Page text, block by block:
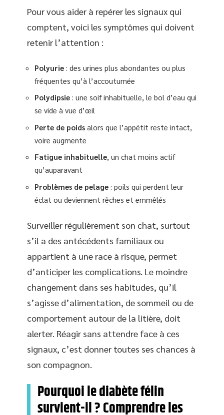
Pour vous aider à repérer les signaux qui
comptent, voici les symptômes qui doivent
retenir l’attention :
Polyurie : des urines plus abondantes ou plus
fréquentes qu’à l’accoutumée
Polydipsie : une soif inhabituelle, le bol d’eau qui
se vide à vue d’œil
Perte de poids alors que l’appétit reste intact,
voire augmente
Fatigue inhabituelle, un chat moins actif
qu’auparavant
Problèmes de pelage : poils qui perdent leur
éclat ou deviennent rêches et emmêlés
Surveiller régulièrement son chat, surtout
s’il a des antécédents familiaux ou
appartient à une race à risque, permet
d’anticiper les complications. Le moindre
changement dans ses habitudes, qu’il
s’agisse d’alimentation, de sommeil ou de
comportement autour de la litière, doit
alerter. Réagir sans attendre face à ces
signaux, c’est donner toutes ses chances à
son compagnon.
Pourquoi le diabète félin
survient-il ? Comprendre les